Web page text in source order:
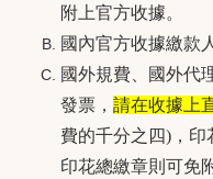
附上官方收據。
國內官方收據繳款
國外規費、國外代
發票， 請在收據上
費的千分之四)，
印花總繳章則可免